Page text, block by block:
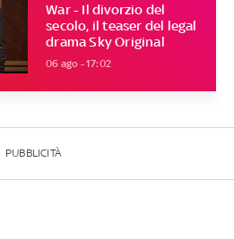
War - Il divorzio del
secolo, il teaser del legal
drama Sky Original
06 ago - 17:02
PUBBLICITÀ